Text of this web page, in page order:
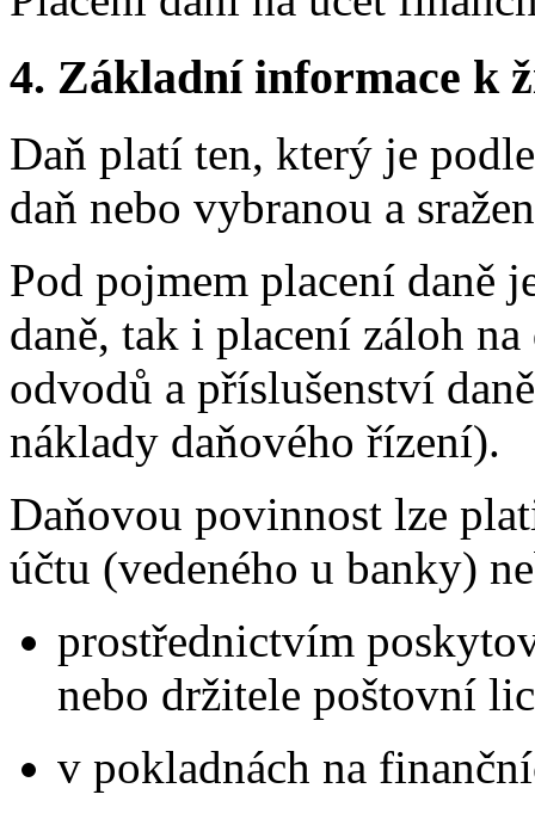
4. Základní informace k
Daň platí ten, který je
daň nebo vybranou a
Pod pojmem placení daně
daně, tak i placení záloh
odvodů a příslušenství
náklady daňového řízení).
Daňovou povinnost lze
účtu (vedeného u banky)
prostřednictvím
nebo držitele poštovní
v pokladnách na